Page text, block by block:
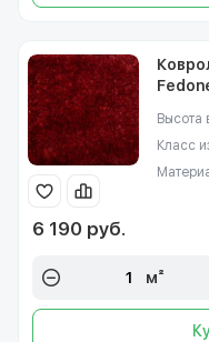
Высота
Класс
6 190 руб.
м²